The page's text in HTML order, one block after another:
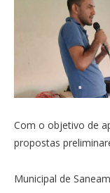
Com o objetivo de
propostas
Municipal de